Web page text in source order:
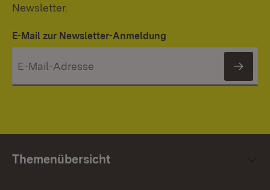
Newsletter.
E-Mail zur Newsletter-Anmeldung
Themenübersicht